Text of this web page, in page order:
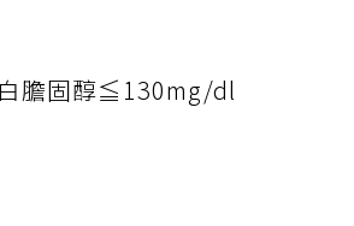
膽固醇≦130mg/dl